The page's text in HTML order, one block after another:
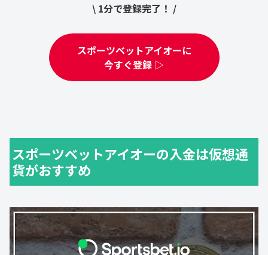
\ 1分で登録完了！ /
スポーツベットアイオーに
今すぐ登録 ▷
スポーツベットアイオーの入金は仮想通
貨がおすすめ